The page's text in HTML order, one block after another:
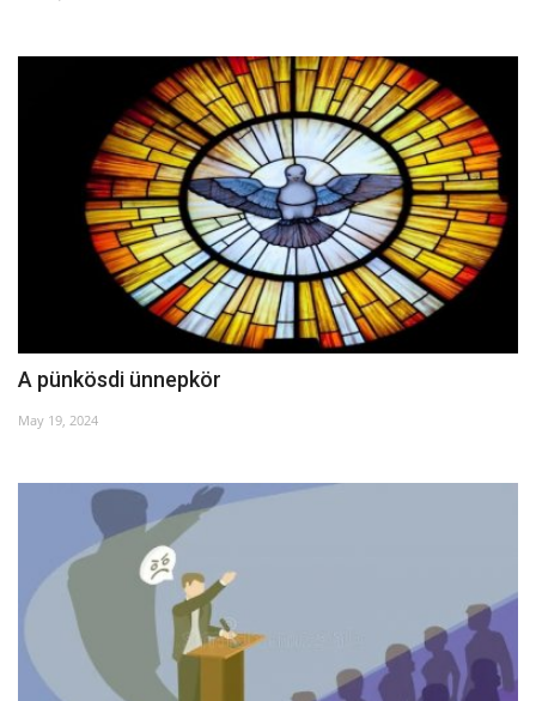
Egészség
Gazdaság
Sport
Sajtó
Napló postája
Galéria
A pünkösdi ünnepkör
May 19, 2024